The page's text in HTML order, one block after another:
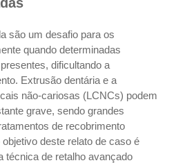
são um desafio para os
quando determinadas
dificultando a
Extrusão dentária e a
não-cariosas (LCNCs) podem
grave, sendo grandes
de recobrimento
deste relato de caso é
técnica de retalho avançado